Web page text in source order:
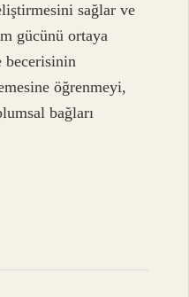
sağlar ve
gücünü ortaya
becerisinin
öğrenmeyi,
bağları